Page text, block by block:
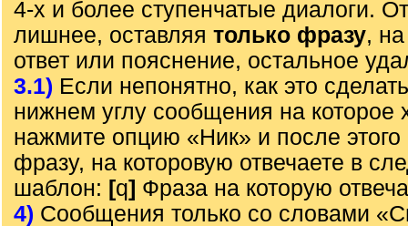
4-х и более ступенчатые диалоги.
лишнее, оставляя только фразу,
ответ или пояснение, остальное
3.1) Если непонятно, как это
нижнем углу сообщения на которое
нажмите опцию «Ник» и после этого
фразу, на которовую отвечаете в
шаблон: [q] Фраза на которую
4) Сообщения только со словами